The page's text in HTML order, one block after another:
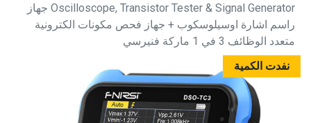
Oscilloscope, Transistor Tester & Signal Generator جهاز
راسم اشارة اوسيلوسكوب + جهاز فحص مكونات الكترونية
متعدد الوظائف 3 في 1 ماركة فنيرسي
نفدت الكمية